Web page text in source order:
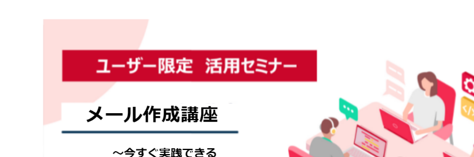
資料ダウンロード
セミナー
代理販売について
サイトマップ 個人情報保護方針 情報セキュリティ基本方針 特定個人情報取